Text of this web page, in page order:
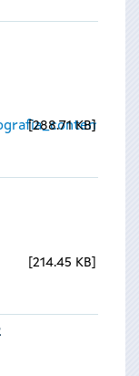
288.71 KB
214.45 KB